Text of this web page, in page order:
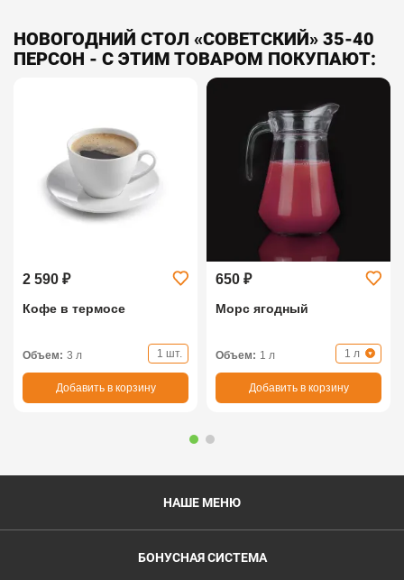
НОВОГОДНИЙ СТОЛ «СОВЕТСКИЙ» 35-40
ПЕРСОН - С ЭТИМ ТОВАРОМ ПОКУПАЮТ:
2 590 ₽
Кофе в термосе
Объем: 3 л 1 шт.
Добавить в корзину
650 ₽
Морс ягодный
Объем: 1 л 1 л
Добавить в корзину
НАШЕ МЕНЮ
БОНУСНАЯ СИСТЕМА